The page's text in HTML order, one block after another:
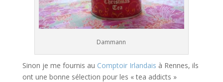
Dammann
Sinon je me fournis au Comptoir Irlandais à Rennes, ils
ont une bonne sélection pour les « tea addicts »